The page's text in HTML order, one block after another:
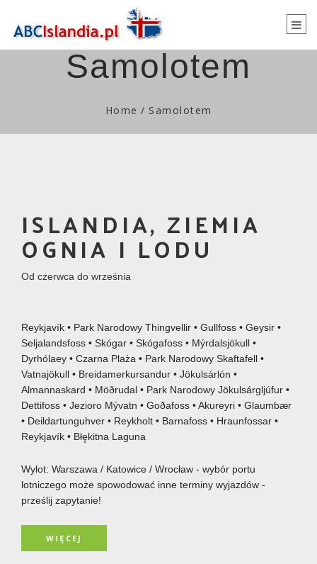
Samolotem
Home / Samolotem
ISLANDIA, ZIEMIA
OGNIA I LODU
Od czerwca do września
Reykjavík • Park Narodowy Thingvellir • Gullfoss • Geysir •
Seljalandsfoss • Skógar • Skógafoss • Mýrdalsjökull •
Dyrhólaey • Czarna Plaża • Park Narodowy Skaftafell •
Vatnajökull • Breidamerkursandur • Jökulsárlón •
Almannaskard • Möðrudal • Park Narodowy Jökulsárgljúfur •
Dettifoss • Jezioro Mývatn • Goðafoss • Akureyri • Glaumbær
• Deildartunguhver • Reykholt • Barnafoss • Hraunfossar •
Reykjavík • Błękitna Laguna
Wylot: Warszawa / Katowice / Wrocław - wybór portu
lotniczego może spowodować inne terminy wyjazdów -
prześlij zapytanie!
WIĘCEJ